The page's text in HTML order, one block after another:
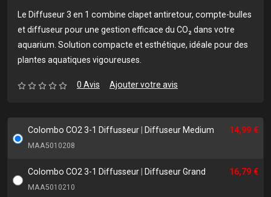
Le Diffuseur 3 en 1 combine clapet antiretour, compte-bulles
et diffuseur pour une gestion efficace du CO₂ dans votre
aquarium. Solution compacte et esthétique, idéale pour des
plantes aquatiques vigoureuses.
0 Avis Ajouter votre avis
Colombo CO2 3-1 Diffusseur Diffuseur Medium
MAA5010208
14,99 €
Colombo CO2 3-1 Diffusseur Diffuseur Grand
MAA5010210
16,79 €